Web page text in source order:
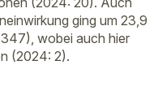
ging um 23,9
wobei auch hier
(2024: 2).